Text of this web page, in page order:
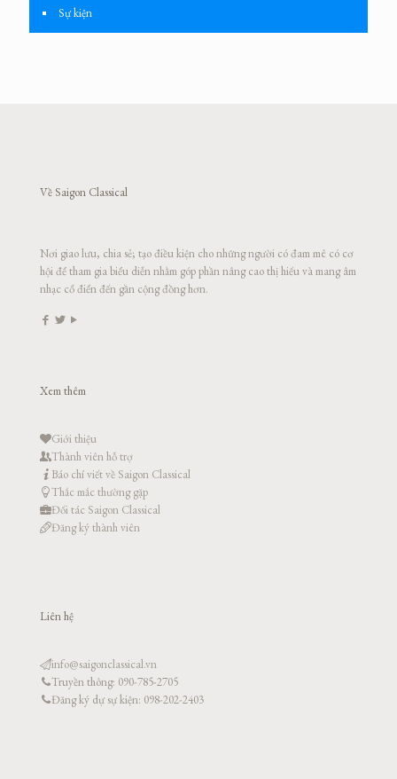
Sự kiện
Về Saigon Classical
Nơi giao lưu, chia sẻ; tạo điều kiện cho những người có đam mê có cơ
hội để tham gia biểu diễn nhằm góp phần nâng cao thị hiếu và mang âm
nhạc cổ điển đến gần cộng đồng hơn.
Xem thêm
Giới thiệu
Thành viên hỗ trợ
Báo chí viết về Saigon Classical
Thắc mắc thường gặp
Đối tác Saigon Classical
Đăng ký thành viên
Liên hệ
info@saigonclassical.vn
Truyền thông: 090-785-2705
Đăng ký dự sự kiện: 098-202-2403